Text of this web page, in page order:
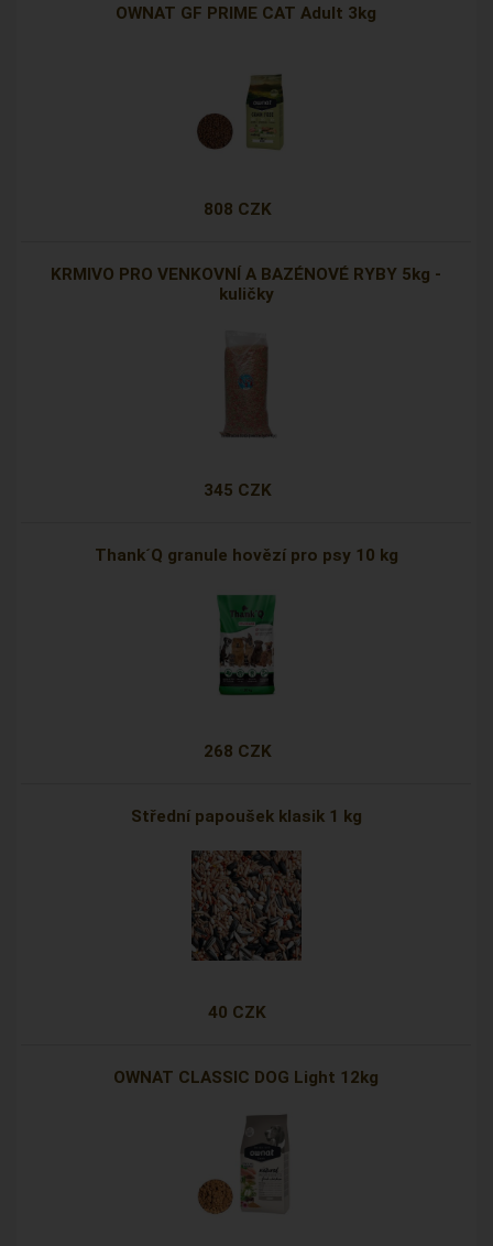
OWNAT GF PRIME CAT Adult 3kg
808 CZK
KRMIVO PRO VENKOVNÍ A BAZÉNOVÉ RYBY 5kg -
kuličky
345 CZK
Thank´Q granule hovězí pro psy 10 kg
268 CZK
Střední papoušek klasik 1 kg
40 CZK
OWNAT CLASSIC DOG Light 12kg